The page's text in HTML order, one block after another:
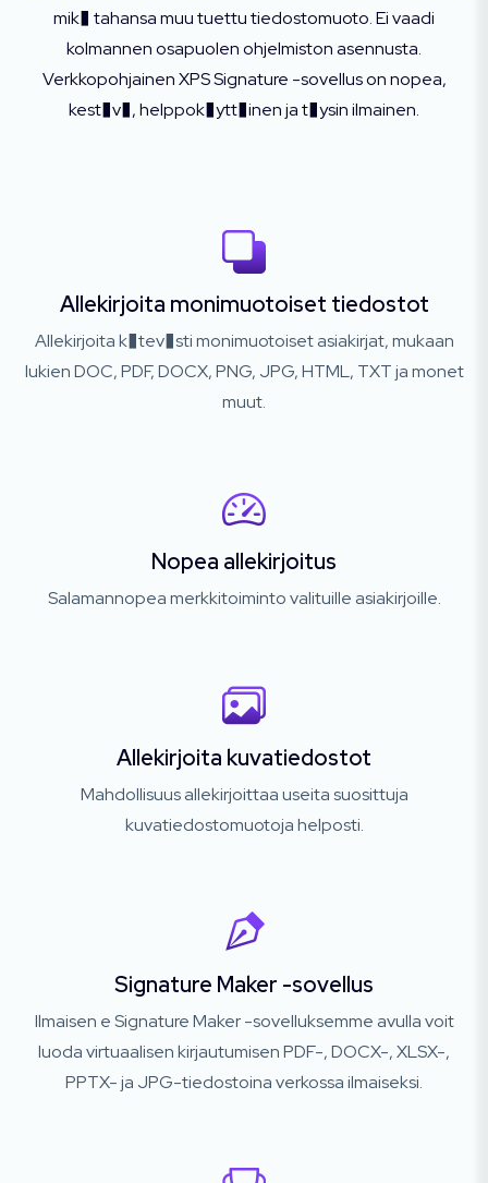
mik� tahansa muu tuettu tiedostomuoto. Ei vaadi
kolmannen osapuolen ohjelmiston asennusta.
Verkkopohjainen XPS Signature -sovellus on nopea,
kest�v�, helppok�ytt�inen ja t�ysin ilmainen.
Allekirjoita monimuotoiset tiedostot
Allekirjoita k�tev�sti monimuotoiset asiakirjat, mukaan
lukien DOC, PDF, DOCX, PNG, JPG, HTML, TXT ja monet
muut.
Nopea allekirjoitus
Salamannopea merkkitoiminto valituille asiakirjoille.
Allekirjoita kuvatiedostot
Mahdollisuus allekirjoittaa useita suosittuja
kuvatiedostomuotoja helposti.
Signature Maker -sovellus
Ilmaisen e Signature Maker -sovelluksemme avulla voit
luoda virtuaalisen kirjautumisen PDF-, DOCX-, XLSX-,
PPTX- ja JPG-tiedostoina verkossa ilmaiseksi.